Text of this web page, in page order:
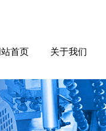
站首页 关于我们